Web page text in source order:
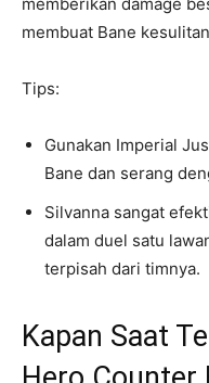
membuat Bane
Tips:
Gunakan Imperial
Bane dan serang
Silvanna sangat
dalam duel satu
terpisah dari timnya.
Kapan Saat